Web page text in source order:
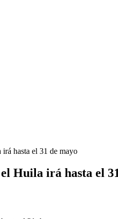
hasta el 31 de mayo
Huila irá hasta el